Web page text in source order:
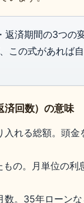
返済期間の3つの
この式があれば自
済回数）の意味
入れる総額。頭金
もの。月単位の利
数。35年ローン